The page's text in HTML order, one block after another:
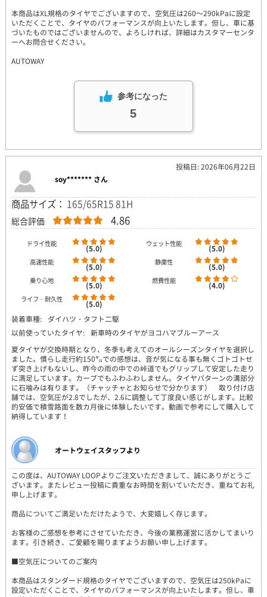
本商品はXL規格のタイヤでございますので、空気圧は260～290kPaに設定
いただくことで、タイヤのパフォーマンスが向上いたします。但し、車に基
づいたものではございませんので、よろしければ、詳細はカスタマーセンタ
ーへお問合せください。
AUTOWAY
参考になった
5
投稿日: 2026年06月22日
soy******* さん
商品サイズ： 165/65R15 81H
総合評価 4.86
ドライ性能 (5.0) ウェット性能 (5.0)
高速性能 (5.0) 静粛性 (5.0)
乗り心地 (5.0) 燃費性能 (4.0)
ライフ・耐久性
(5.0)
装着車種:
ダイハツ・タフト二駆
以前使っていたタイヤ: 新車時のタイヤがヨコハマブルーアース
夏タイヤが交換時期となり、冬季も考えてのオールシーズンタイヤを選択し
ました。慣らし走行約150㌔での感想は、音が気になる事も無くゴトゴトせ
ず突き上げもないし、昨今の雨の中での峠道でもグリップして安定した走り
に満足しています。カーブでもふわふわしません。タイヤパターンの溝部分
に石噛みは有ります。（チャッチャとお知らせで分かります） 取り付け店
舗では、空気圧が2.8でしたが、2.6に調整して丁度良い感じがします。比較
的安価で積雪路面を数カ月後に体験したいです。動画で参考にして購入して
納得しています！
オートウェイスタッフより
この度は、AUTOWAY LOOPよりご注文いただきまして、誠にありがとうご
ざいます。またレビュー投稿に貴重なお時間を割いていただき、重ねてお礼
申し上げます。
商品についてご満足いただけたようで、大変嬉しく存じます。
お客様のご感想を参考にさせていただき、今後の業務運営に活かしてまいり
ます。引き続き、ご愛顧を賜りますようお願い申し上げます。
■空気圧についてのご案内
本商品はスタンダード規格のタイヤでございますので、空気圧は250kPaに
設定いただくことで、タイヤのパフォーマンスが向上いたします。但し、車